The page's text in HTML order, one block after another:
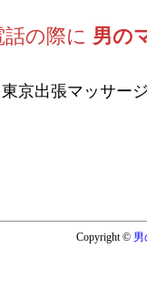
話の際に 男の
東京出張マッサー
Copyright © 男